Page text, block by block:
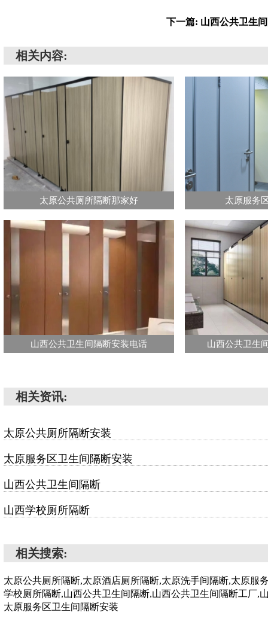
下一篇: 山西公共卫生
相关内容:
太原公共厕所隔断那家好 太原服务
山西公共卫生间隔断安装电话 山西公共卫生
相关资讯:
太原公共厕所隔断安装
太原服务区卫生间隔断安装
山西公共卫生间隔断
山西学校厕所隔断
相关搜索:
太原公共厕所隔断,太原酒店厕所隔断,太原洗手间隔断,太原服
学校厕所隔断,山西公共卫生间隔断,山西公共卫生间隔断工厂,
太原服务区卫生间隔断安装